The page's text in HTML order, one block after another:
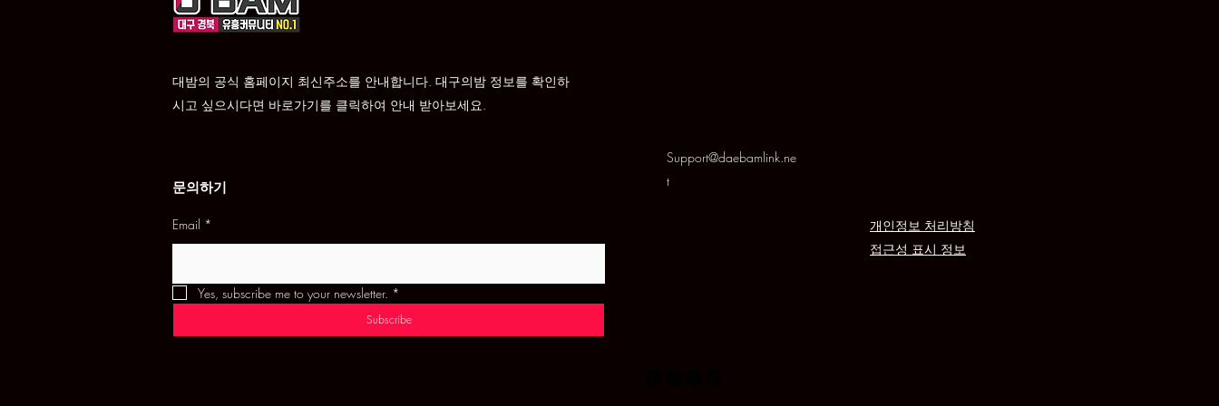
대밤의 공식 홈페이지 최신주소를 안내합니다. 대구의밤 정보를 확인하
시고 싶으시다면 바로가기를 클릭하여 안내 받아보세요.
문의하기
Email *
Yes, subscribe me to your newsletter. *
Subscribe
Support@daebamlink.ne
t
개인정보 처리방침
접근성 표시 정보